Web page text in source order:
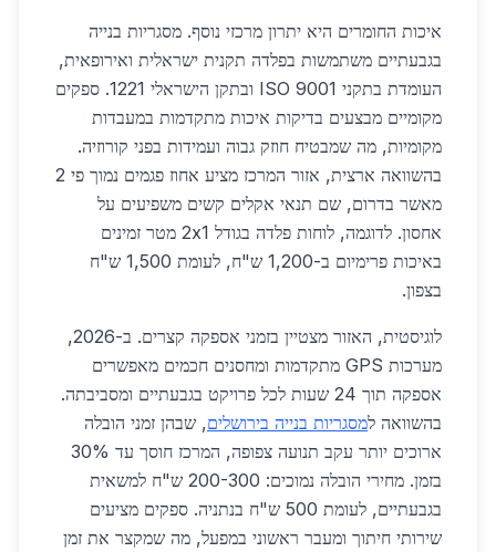
איכות החומרים היא יתרון מרכזי נוסף. מסגריות בנייה
בגבעתיים משתמשות בפלדה תקנית ישראלית ואירופאית,
העומדת בתקני ISO 9001 ובתקן הישראלי 1221. ספקים
מקומיים מבצעים בדיקות איכות מתקדמות במעבדות
מקומיות, מה שמבטיח חוזק גבוה ועמידות בפני קורוזיה.
בהשוואה ארצית, אזור המרכז מציע אחוז פגמים נמוך פי 2
מאשר בדרום, שם תנאי אקלים קשים משפיעים על
אחסון. לדוגמה, לוחות פלדה בגודל 2x1 מטר זמינים
באיכות פרימיום ב-1,200 ש"ח, לעומת 1,500 ש"ח
בצפון.
לוגיסטית, האזור מצטיין בזמני אספקה קצרים. ב-2026,
מערכות GPS מתקדמות ומחסנים חכמים מאפשרים
אספקה תוך 24 שעות לכל פרויקט בגבעתיים ומסביבתה.
בהשוואה למסגריות בנייה בירושלים, שבהן זמני הובלה
ארוכים יותר עקב תנועה צפופה, המרכז חוסך עד 30%
בזמן. מחירי הובלה נמוכים: 200-300 ש"ח למשאית
בגבעתיים, לעומת 500 ש"ח בנתניה. ספקים מציעים
שירותי חיתוך ומעבר ראשוני במפעל, מה שמקצר את זמן